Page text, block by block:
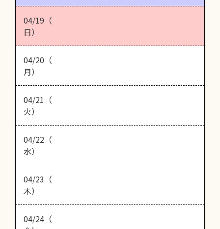
04/19（
日）
04/20（
月）
04/21（
火）
04/22（
水）
04/23（
木）
04/24（